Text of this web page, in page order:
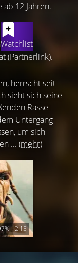
ab 12 Jahren.
Watchlist
(Partnerlink).
herrscht seit
sieht sich seine
Rasse
Untergang
um sich
... (mehr)
2:15